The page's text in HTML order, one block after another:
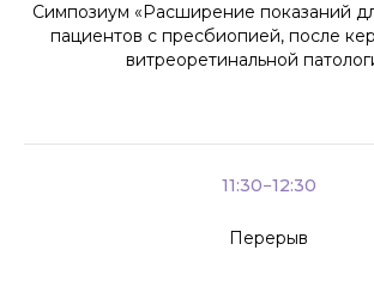
Симпозиум «Расширение показаний
пациентов с пресбиопией, после
витреоретинальной
11:30−12:30
Перерыв